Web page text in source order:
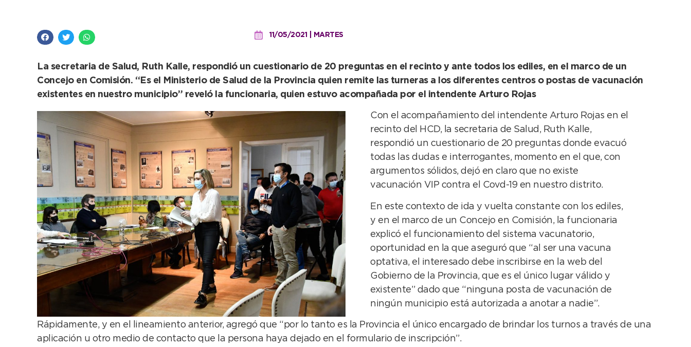
11/05/2021 | MARTES
La secretaria de Salud, Ruth Kalle, respondió un cuestionario de 20 preguntas en el recinto y ante todos los ediles, en el marco de un
Concejo en Comisión. “Es el Ministerio de Salud de la Provincia quien remite las turneras a los diferentes centros o postas de vacunación
existentes en nuestro municipio” reveló la funcionaria, quien estuvo acompañada por el intendente Arturo Rojas
Con el acompañamiento del intendente Arturo Rojas en el
recinto del HCD, la secretaria de Salud, Ruth Kalle,
respondió un cuestionario de 20 preguntas donde evacuó
todas las dudas e interrogantes, momento en el que, con
argumentos sólidos, dejó en claro que no existe
vacunación VIP contra el Covd-19 en nuestro distrito.
En este contexto de ida y vuelta constante con los ediles,
y en el marco de un Concejo en Comisión, la funcionaria
explicó el funcionamiento del sistema vacunatorio,
oportunidad en la que aseguró que “al ser una vacuna
optativa, el interesado debe inscribirse en la web del
Gobierno de la Provincia, que es el único lugar válido y
existente” dado que “ninguna posta de vacunación de
ningún municipio está autorizada a anotar a nadie”.
Rápidamente, y en el lineamiento anterior, agregó que “por lo tanto es la Provincia el único encargado de brindar los turnos a través de una
aplicación u otro medio de contacto que la persona haya dejado en el formulario de inscripción”.